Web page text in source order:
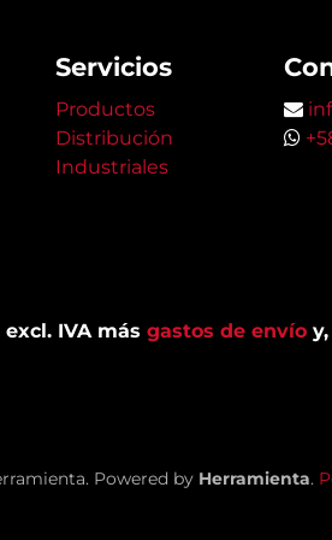
Servicios
Productos
Distribución
Industriales
IVA más gastos de envío
Powered by Herramienta.​